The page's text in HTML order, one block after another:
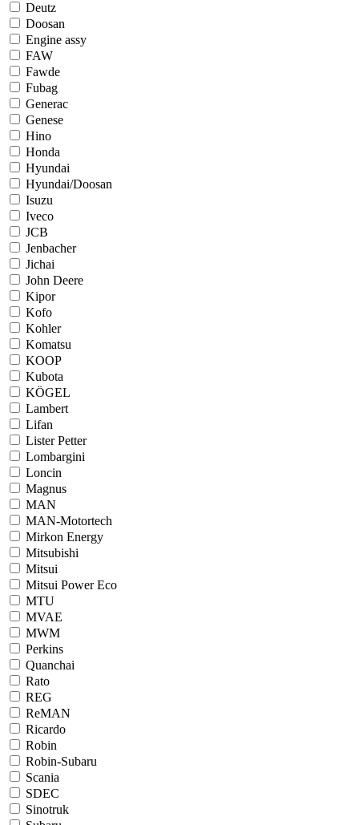
Deutz
Doosan
Engine assy
FAW
Fawde
Fubag
Generac
Genese
Hino
Honda
Hyundai
Hyundai/Doosan
Isuzu
Iveco
JCB
Jenbacher
Jichai
John Deere
Kipor
Kofo
Kohler
Komatsu
KOOP
Kubota
KÖGEL
Lambert
Lifan
Lister Petter
Lombargini
Loncin
Magnus
MAN
MAN-Motortech
Mirkon Energy
Mitsubishi
Mitsui
Mitsui Power Eco
MTU
MVAE
MWM
Perkins
Quanchai
Rato
REG
ReMAN
Ricardo
Robin
Robin-Subaru
Scania
SDEC
Sinotruk